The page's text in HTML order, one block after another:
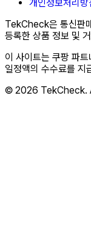
개인정보처리방
TekCheck은 통신판
등록한 상품 정보 및
이 사이트는 쿠팡 파
일정액의 수수료를 지
© 2026 TekCheck.